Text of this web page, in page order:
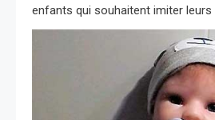
enfants qui souhaitent imiter leurs